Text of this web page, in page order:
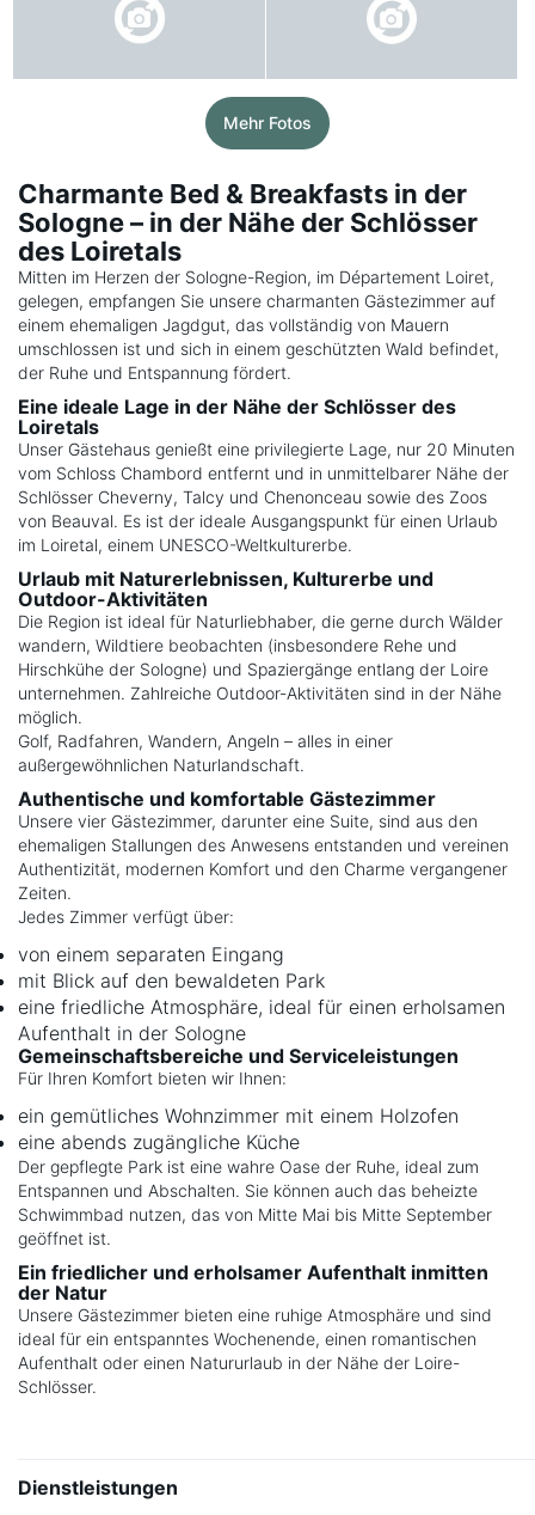
Mehr Fotos
Charmante Bed & Breakfasts in der
Sologne – in der Nähe der Schlösser
des Loiretals
Mitten im Herzen der Sologne-Region, im Département Loiret,
gelegen, empfangen Sie unsere charmanten Gästezimmer auf
einem ehemaligen Jagdgut, das vollständig von Mauern
umschlossen ist und sich in einem geschützten Wald befindet,
der Ruhe und Entspannung fördert.
Eine ideale Lage in der Nähe der Schlösser des
Loiretals
Unser Gästehaus genießt eine privilegierte Lage, nur 20 Minuten
vom Schloss Chambord entfernt und in unmittelbarer Nähe der
Schlösser Cheverny, Talcy und Chenonceau sowie des Zoos
von Beauval. Es ist der ideale Ausgangspunkt für einen Urlaub
im Loiretal, einem UNESCO-Weltkulturerbe.
Urlaub mit Naturerlebnissen, Kulturerbe und
Outdoor-Aktivitäten
Die Region ist ideal für Naturliebhaber, die gerne durch Wälder
wandern, Wildtiere beobachten (insbesondere Rehe und
Hirschkühe der Sologne) und Spaziergänge entlang der Loire
unternehmen. Zahlreiche Outdoor-Aktivitäten sind in der Nähe
möglich.
Golf, Radfahren, Wandern, Angeln – alles in einer
außergewöhnlichen Naturlandschaft.
Authentische und komfortable Gästezimmer
Unsere vier Gästezimmer, darunter eine Suite, sind aus den
ehemaligen Stallungen des Anwesens entstanden und vereinen
Authentizität, modernen Komfort und den Charme vergangener
Zeiten.
Jedes Zimmer verfügt über:
von einem separaten Eingang
mit Blick auf den bewaldeten Park
eine friedliche Atmosphäre, ideal für einen erholsamen
Aufenthalt in der Sologne
Gemeinschaftsbereiche und Serviceleistungen
Für Ihren Komfort bieten wir Ihnen:
ein gemütliches Wohnzimmer mit einem Holzofen
eine abends zugängliche Küche
Der gepflegte Park ist eine wahre Oase der Ruhe, ideal zum
Entspannen und Abschalten. Sie können auch das beheizte
Schwimmbad nutzen, das von Mitte Mai bis Mitte September
geöffnet ist.
Ein friedlicher und erholsamer Aufenthalt inmitten
der Natur
Unsere Gästezimmer bieten eine ruhige Atmosphäre und sind
ideal für ein entspanntes Wochenende, einen romantischen
Aufenthalt oder einen Natururlaub in der Nähe der Loire-
Schlösser.
Dienstleistungen